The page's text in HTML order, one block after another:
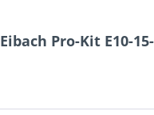
Pro-Kit E10-